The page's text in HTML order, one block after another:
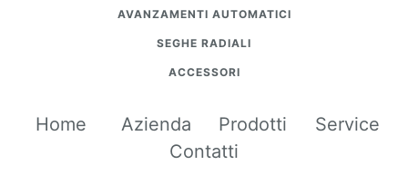
AVANZAMENTI AUTOMATICI
SEGHE RADIALI
ACCESSORI
Home Azienda Prodotti
Service
Contatti